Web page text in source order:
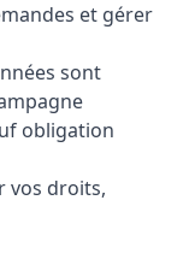
et gérer
sont
obligation
vos droits,